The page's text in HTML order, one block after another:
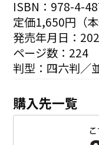
ISBN：978-4-
定価1,650円（
発売年月日：
ページ数：224
判型：四六判／
購入先一覧